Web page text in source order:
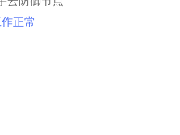
正常